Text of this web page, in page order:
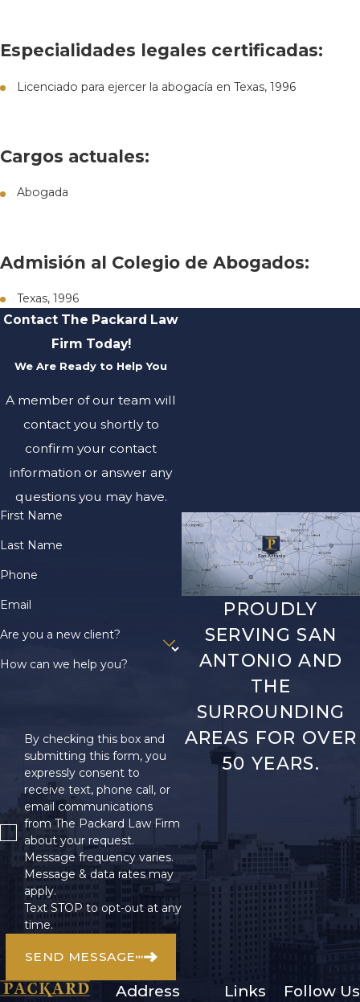
Especialidades legales certificadas:
Licenciado para ejercer la abogacía en Texas, 1996
Cargos actuales:
Abogada
Admisión al Colegio de Abogados:
Texas, 1996
Contact The Packard Law
Firm Today!
We Are Ready to Help You
A member of our team will
contact you shortly to
confirm your contact
information or answer any
questions you may have.
First Name
Last Name
Phone
Email
Are you a new client?
How can we help you?
By checking this box and
submitting this form, you
expressly consent to
receive text, phone call, or
email communications
from The Packard Law Firm
about your request.
Message frequency varies.
Message & data rates may
apply.
Text STOP to opt-out at any
time.
SEND MESSAGE
PROUDLY
SERVING SAN
ANTONIO AND
THE
SURROUNDING
AREAS FOR OVER
50 YEARS.
Address Links Follow Us